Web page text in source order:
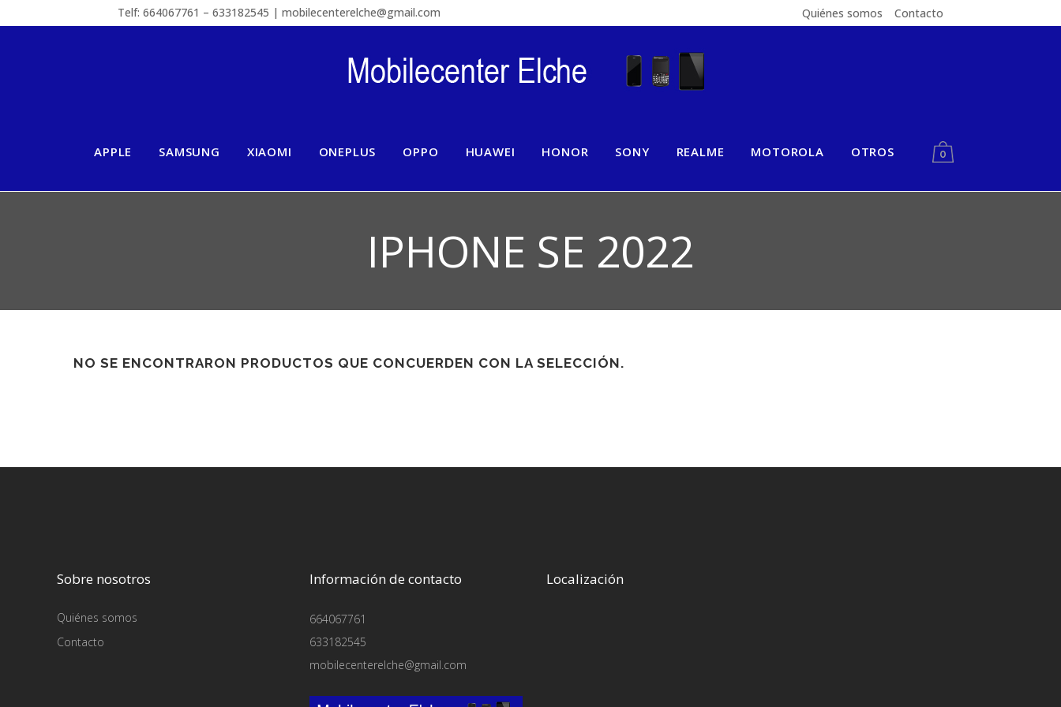
Telf: 664067761 – 633182545 | mobilecenterelche@gmail.com Quiénes somos Contacto
APPLE SAMSUNG XIAOMI ONEPLUS OPPO HUAWEI HONOR SONY REALME MOTOROLA OTROS 0
IPHONE SE 2022
NO SE ENCONTRARON PRODUCTOS QUE CONCUERDEN CON LA SELECCIÓN.
Sobre nosotros
Quiénes somos
Contacto
Información de contacto
664067761
633182545
mobilecenterelche@gmail.com
Localización